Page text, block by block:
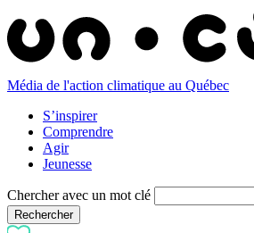
Média de l'action climatique au Québec
S’inspirer
Comprendre
Agir
Jeunesse
Chercher avec un mot clé
Rechercher